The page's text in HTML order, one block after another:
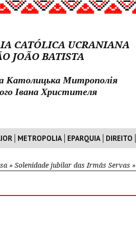
CATÓLICA UCRANIANA
JOÃO BATISTA
Католицька Митрополія
Івана Христителя
METROPOLIA EPARQUIA DIREITO
» Solenidade jubilar das Irmãs Servas »